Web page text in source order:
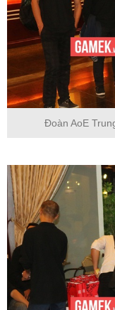
Đoàn AoE